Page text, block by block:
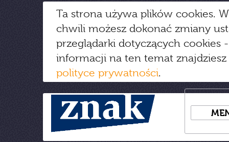
Ta strona używa plików cookies.
chwili możesz dokonać zmiany
przeglądarki dotyczących cookies
informacji na ten temat
polityce prywatności.